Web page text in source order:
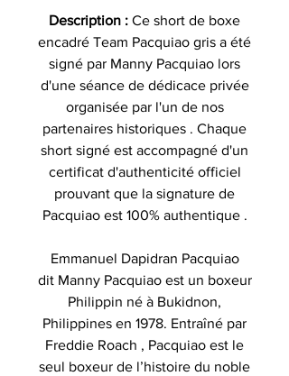
Description : Ce short de boxe
encadré Team Pacquiao gris a été
signé par Manny Pacquiao lors
d'une séance de dédicace privée
organisée par l'un de nos
partenaires historiques . Chaque
short signé est accompagné d'un
certificat d'authenticité officiel
prouvant que la signature de
Pacquiao est 100% authentique .
Emmanuel Dapidran Pacquiao
dit Manny Pacquiao est un boxeur
Philippin né à Bukidnon,
Philippines en 1978. Entraîné par
Freddie Roach , Pacquiao est le
seul boxeur de l’histoire du noble